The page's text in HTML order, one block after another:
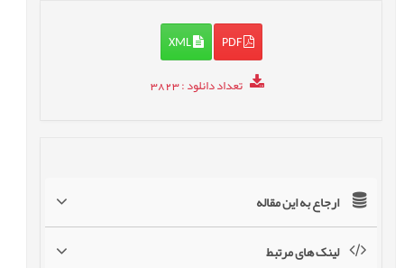
PDF
XML
تعداد دانلود: 3823
ارجاع به این مقاله
لینک های مرتبط